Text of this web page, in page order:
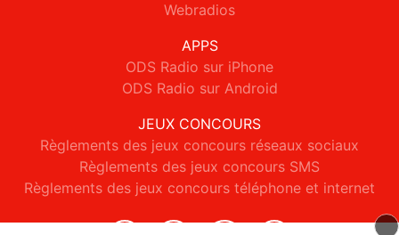
Webradios
APPS
ODS Radio sur iPhone
ODS Radio sur Android
JEUX CONCOURS
Règlements des jeux concours réseaux sociaux
Règlements des jeux concours SMS
Règlements des jeux concours téléphone et internet